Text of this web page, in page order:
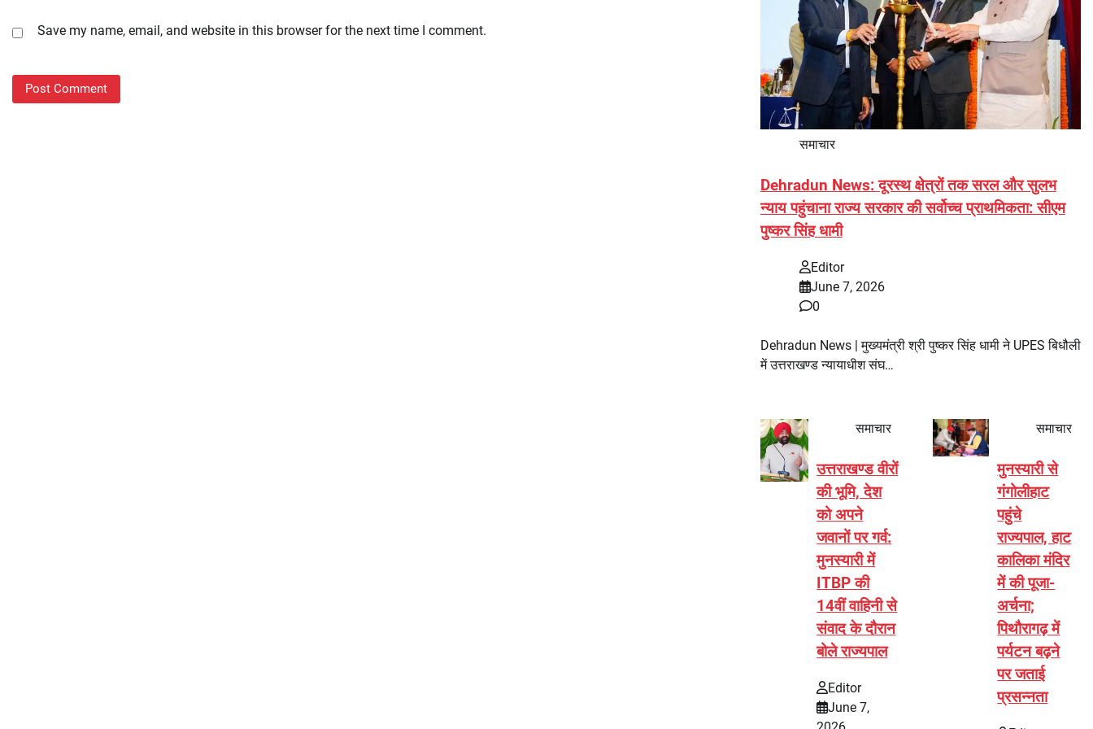
Save my name, email, and website in this browser for the next time I comment.
समाचार
Dehradun News: दूरस्थ क्षेत्रों तक सरल और सुलभ
न्याय पहुंचाना राज्य सरकार की सर्वोच्च प्राथमिकता: सीएम
पुष्कर सिंह धामी
Editor
June 7, 2026
0
Dehradun News | मुख्यमंत्री श्री पुष्कर सिंह धामी ने UPES बिधौली
में उत्तराखण्ड न्यायाधीश संघ…
समाचार
उत्तराखण्ड वीरों
की भूमि, देश
को अपने
जवानों पर गर्व:
मुनस्यारी में
ITBP की
14वीं वाहिनी से
संवाद के दौरान
बोले राज्यपाल
Editor
June 7,
समाचार
मुनस्यारी से
गंगोलीहाट
पहुंचे
राज्यपाल, हाट
कालिका मंदिर
में की पूजा-
अर्चना;
पिथौरागढ़ में
पर्यटन बढ़ने
पर जताई
प्रसन्नता